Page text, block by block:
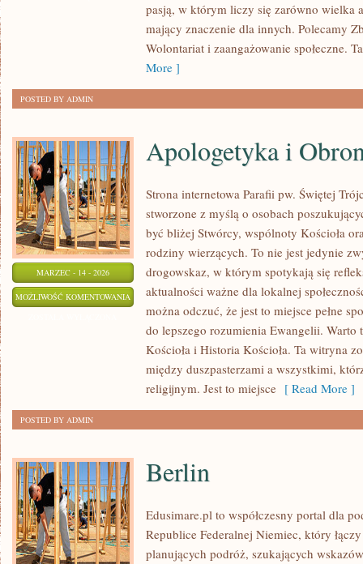
ŚWIECIE
pasją, w którym liczy się zarówno wielka
mający znaczenie dla innych. Polecamy
Wolontariat i zaangażowanie społeczne.
More ]
POSTED BY ADMIN
MARZEC - 14 - 2026
MOŻLIWOŚĆ KOMENTOWANIA APOLOGETYKA
OBRONA
WIARY
Apologetyka i
Strona internetowa Parafii pw. Świętej
stworzone z myślą o osobach
być bliżej Stwórcy, wspólnoty Kościoła
rodziny wierzących. To nie jest jedynie
drogowskaz, w którym spotykają się
aktualności ważne dla lokalnej
można odczuć, że jest to miejsce pełne
do lepszego rozumienia Ewangelii. Warto
Kościoła i Historia Kościoła. Ta witryna
między duszpasterzami a wszystkimi,
religijnym. Jest to miejsce [ Read More ]
POSTED BY ADMIN
Berlin
Edusimare.pl to współczesny portal dla
Republice Federalnej Niemiec, który
planujących podróż, szukających